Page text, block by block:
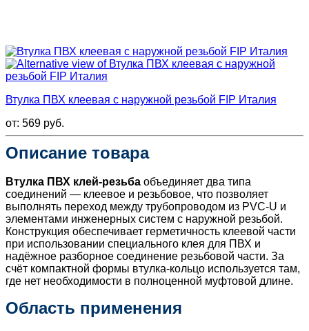
Втулка ПВХ клеевая с наружной резьбой FIP Италия
от: 569 руб.
Описание товара
Втулка ПВХ клей-резьба объединяет два типа
соединений — клеевое и резьбовое, что позволяет
выполнять переход между трубопроводом из PVC-U и
элементами инженерных систем с наружной резьбой.
Конструкция обеспечивает герметичность клеевой части
при использовании специального клея для ПВХ и
надёжное разборное соединение резьбовой части. За
счёт компактной формы втулка-кольцо используется там,
где нет необходимости в полноценной муфтовой длине.
Область применения